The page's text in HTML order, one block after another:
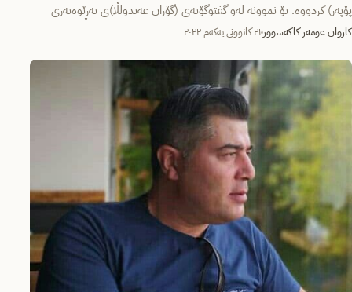
پۆپەر) کردووە. بۆ نموونە لەو گفتوگۆیەی (گۆران عەبدولڵا)ی بەڕێوەبەری
(دەنگەکان)…
کاروان عومەر کاکەسوور ٢١ کانوونی یەکەم ٢٠٢٢